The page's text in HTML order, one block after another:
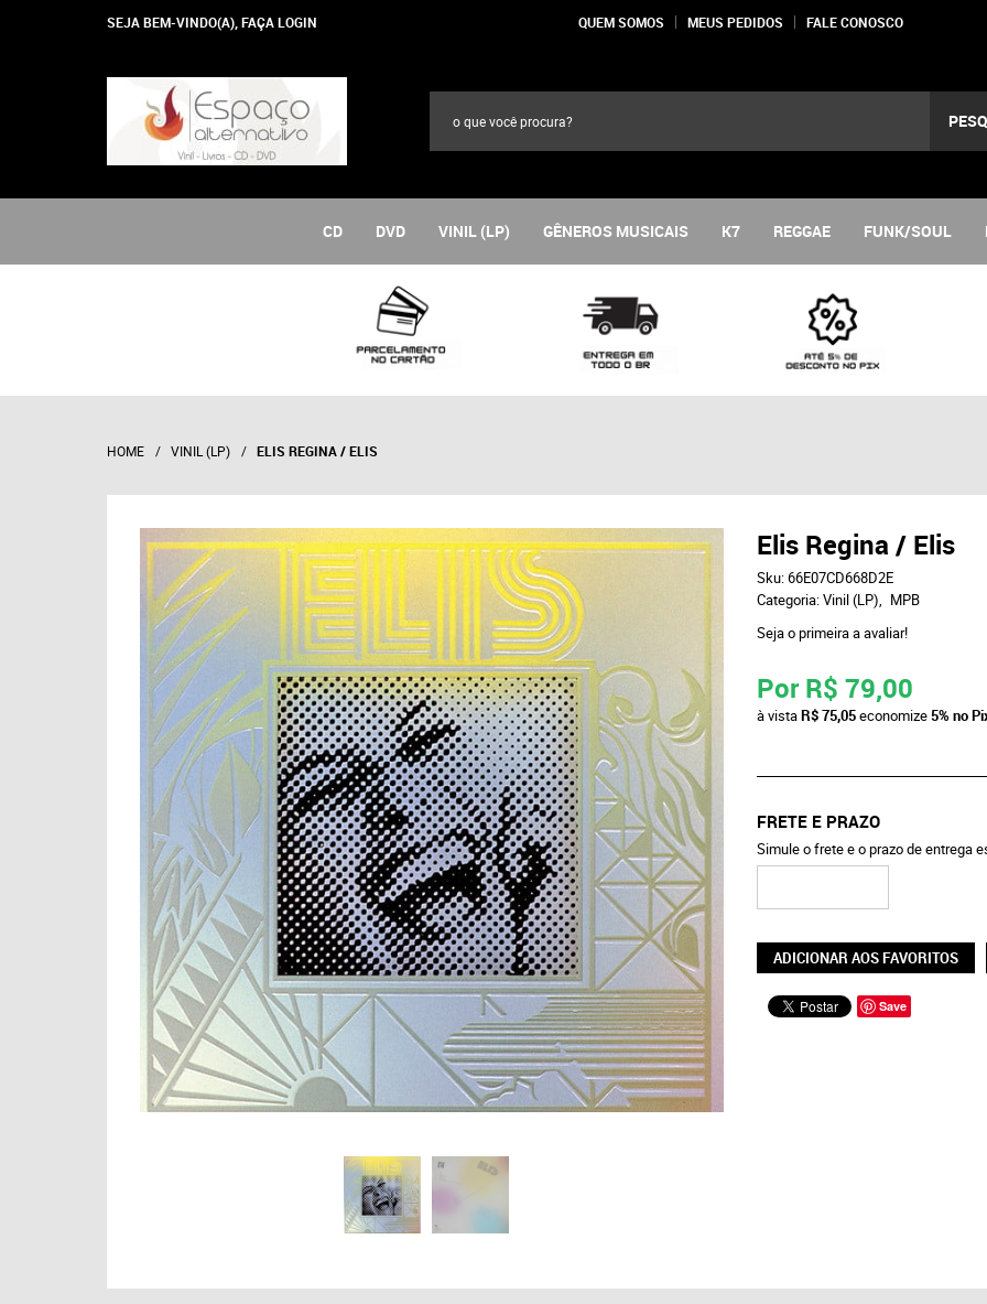
SEJA BEM-VINDO(A), FAÇA LOGIN QUEM SOMOS MEUS PEDIDOS FALE CONOSCO
CD DVD VINIL (LP) GÊNEROS MUSICAIS K7 REGGAE FUNK/SOUL
HOME VINIL (LP) ELIS REGINA / ELIS
Elis Regina / Elis
Sku:66E07CD668D2E
Categoria:Vinil (LP)
MPB
Seja o primeira a avaliar!
Por R$ 79,00
à vistaR$ 75,05economize5% no
FRETE E PRAZO
Simule o frete e o prazo de entrega
ADICIONAR AOS FAVORITOS
Save